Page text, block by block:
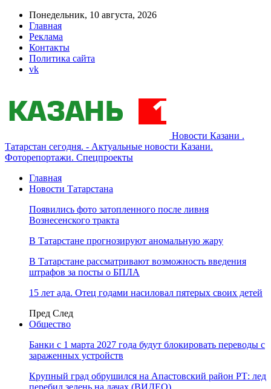
Понедельник, 10 августа, 2026
Главная
Реклама
Контакты
Политика сайта
vk
Новости Казани .
Татарстан сегодня. - Актуальные новости Казани.
Фоторепортажи. Спецпроекты
Главная
Новости Татарстана
Появились фото затопленного после ливня
Вознесенского тракта
В Татарстане прогнозируют аномальную жару
В Татарстане рассматривают возможность введения
штрафов за посты о БПЛА
15 лет ада. Отец годами насиловал пятерых своих детей
Пред След
Общество
Банки с 1 марта 2027 года будут блокировать переводы с
зараженных устройств
Крупный град обрушился на Апастовский район РТ: лед
перебил зелень на дачах (ВИДЕО)